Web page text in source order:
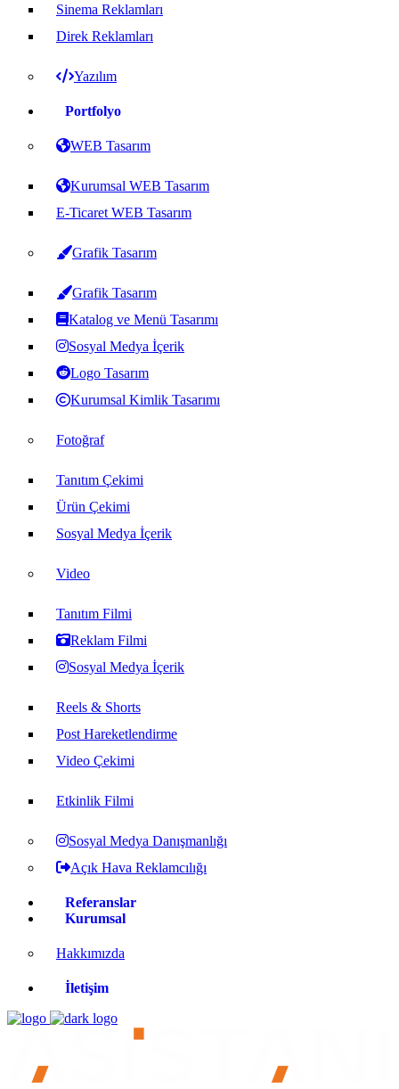
Sinema Reklamları
Direk Reklamları
Yazılım
Portfolyo
WEB Tasarım
Kurumsal WEB Tasarım
E-Ticaret WEB Tasarım
Grafik Tasarım
Grafik Tasarım
Katalog ve Menü Tasarımı
Sosyal Medya İçerik
Logo Tasarım
Kurumsal Kimlik Tasarımı
Fotoğraf
Tanıtım Çekimi
Ürün Çekimi
Sosyal Medya İçerik
Video
Tanıtım Filmi
Reklam Filmi
Sosyal Medya İçerik
Reels & Shorts
Post Hareketlendirme
Video Çekimi
Etkinlik Filmi
Sosyal Medya Danışmanlığı
Açık Hava Reklamcılığı
Referanslar
Kurumsal
Hakkımızda
İletişim